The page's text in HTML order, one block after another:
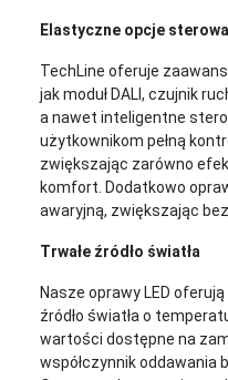
Elastyczne opcje
TechLine oferuje
jak moduł DALI, czujnik
a nawet inteligentne
użytkownikom pełną
zwiększając zarówno
komfort. Dodatkowo
awaryjną, zwiększając
Trwałe źródło światła
Nasze oprawy LED
źródło światła o
wartości dostępne na
współczynnik oddawania